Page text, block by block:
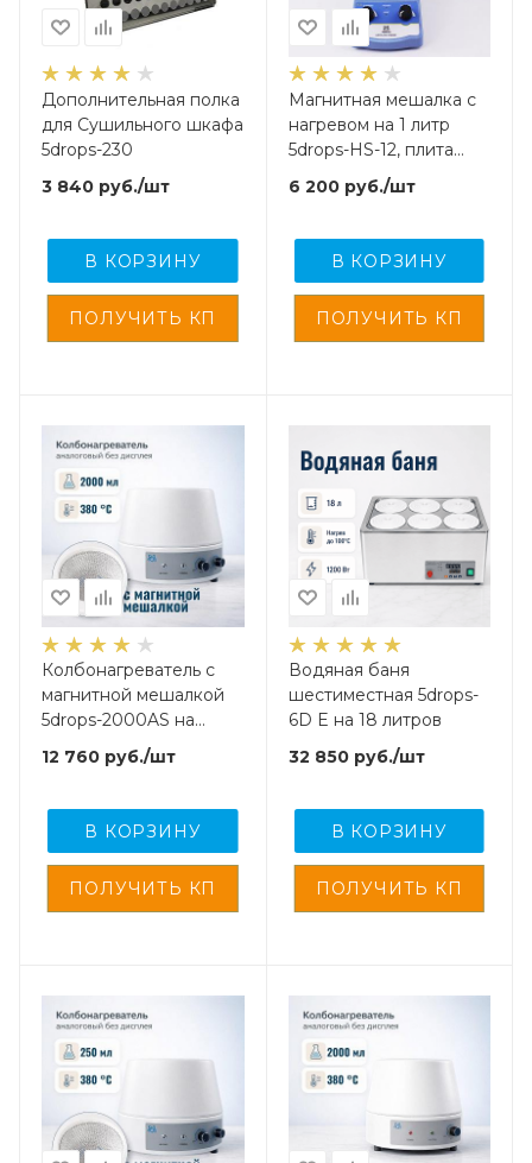
Дополнительная полка
для Сушильного шкафа
5drops-230
3 840 руб./шт
В КОРЗИНУ
Магнитная мешалка с
нагревом на 1 литр
5drops-HS-12, плита
6 200руб./шт
В КОРЗИНУ
Колбонагреватель с
магнитной мешалкой
5drops-2000AS на
2000 мл, аналоговый,
без дисплея
12 760 руб./шт
В КОРЗИНУ
Водяная баня
шестиместная 5drops-
6D E на 18 литров
32 850руб./шт
В КОРЗИНУ